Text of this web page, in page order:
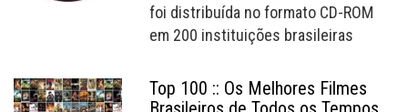
foi distribuída no formato CD-ROM
em 200 instituições brasileiras
Top 100 :: Os Melhores Filmes